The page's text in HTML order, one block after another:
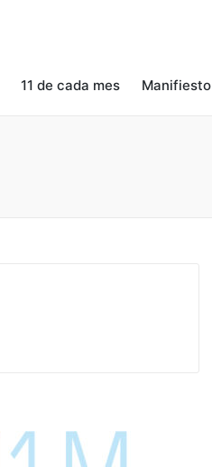
11 de cada mes Manifiesto